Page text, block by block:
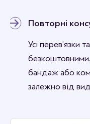
Повторні
Усі перев’язки
бандаж або
залежно від